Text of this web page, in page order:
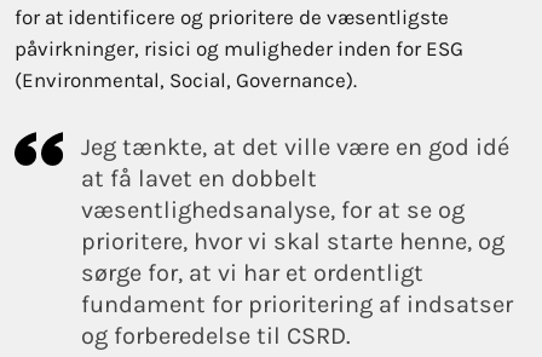
for at identificere og prioritere de væsentligste
påvirkninger, risici og muligheder inden for ESG
(Environmental, Social, Governance).
Jeg tænkte, at det ville være en god idé
at få lavet en dobbelt
væsentlighedsanalyse, for at se og
prioritere, hvor vi skal starte henne, og
sørge for, at vi har et ordentligt
fundament for prioritering af indsatser
og forberedelse til CSRD.